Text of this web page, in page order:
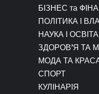
БІЗНЕС та
ПОЛІТИКА І
НАУКА І ОСВІТА
ЗДОРОВ’Я ТА
МОДА ТА
СПОРТ
КУЛІНАРІЯ